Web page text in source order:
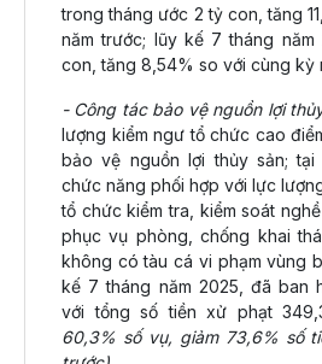
trong tháng ước 2 tỷ con, tăng
năm trước; lũy kế 7 tháng
con, tăng 8,54% so với cùng kỳ
- Công tác bảo vệ nguồn lợi
lượng kiểm ngư tổ chức cao
bảo vệ nguồn lợi thủy sản;
chức năng phối hợp với lực
tổ chức kiểm tra, kiểm soát
phục vụ phòng, chống khai
không có tàu cá vi phạm vùng
kế 7 tháng năm 2025, đã ban
với tổng số tiền xử phạt
60,3% số vụ, giảm 73,6% số